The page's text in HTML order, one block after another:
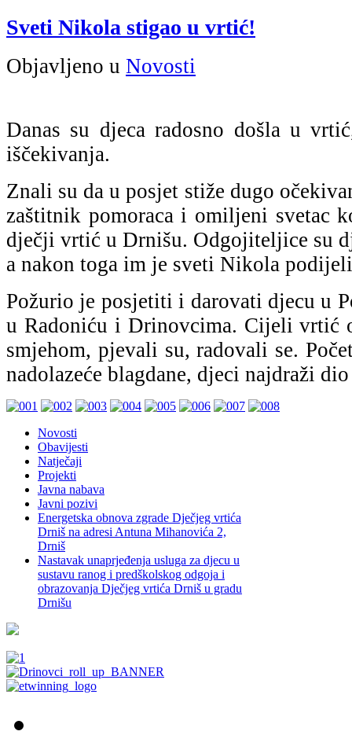
Sveti Nikola stigao u vrtić!
Objavljeno u Novosti
Danas su djeca radosno došla u
iščekivanja.
Znali su da u posjet stiže dugo
zaštitnik pomoraca i omiljeni svetac
dječji vrtić u Drnišu. Odgojiteljice su
a nakon toga im je sveti Nikola
Požurio je posjetiti i darovati djecu u
u Radoniću i Drinovcima. Cijeli vrtić
smjehom, pjevali su, radovali se.
nadolazeće blagdane, djeci najdraži
Novosti
Obavijesti
Natječaji
Projekti
Javna nabava
Javni pozivi
Energetska obnova zgrade Dječjeg vrtića
Drniš na adresi Antuna Mihanovića 2,
Drniš
Nastavak unaprjeđenja usluga za djecu u
sustavu ranog i predškolskog odgoja i
obrazovanja Dječjeg vrtića Drniš u gradu
Drnišu